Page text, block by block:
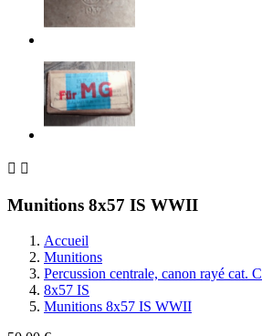
 
Munitions 8x57 IS WWII
Accueil
Munitions
Percussion centrale, canon rayé cat. C
8x57 IS
Munitions 8x57 IS WWII